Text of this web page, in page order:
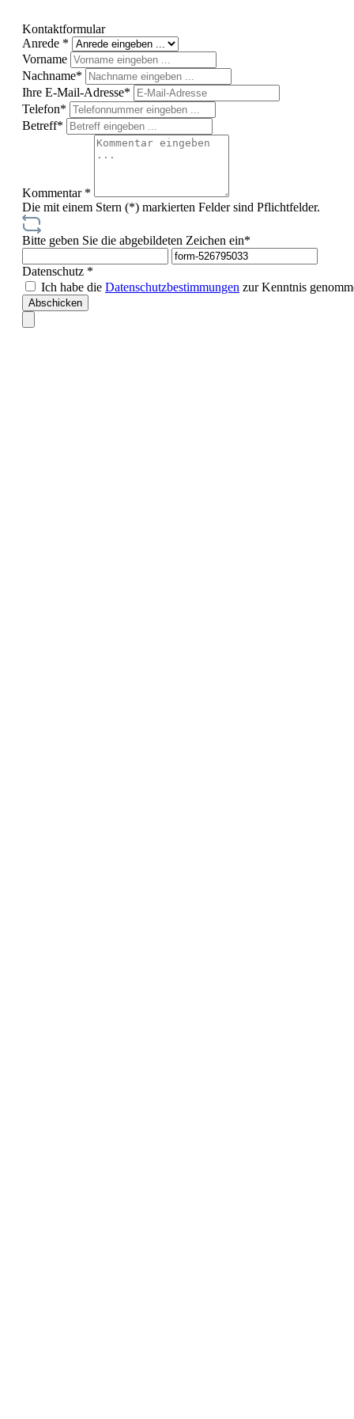
Kontaktformular
Anrede *
Vorname
Nachname*
Ihre E-Mail-Adresse*
Telefon*
Betreff*
Kommentar *
Die mit einem Stern (*) markierten Felder sind Pflichtfelder.
Bitte geben Sie die abgebildeten Zeichen ein*
Datenschutz *
Ich habe die Datenschutzbestimmungen zur Kenntnis
Abschicken